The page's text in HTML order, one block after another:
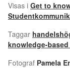
Visas i Get to
Taggar
knowledge-
Fotograf Pamela